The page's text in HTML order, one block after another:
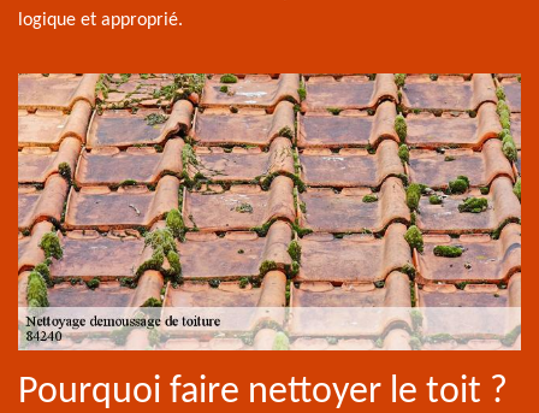
logique et approprié.
Pourquoi faire nettoyer le toit ?